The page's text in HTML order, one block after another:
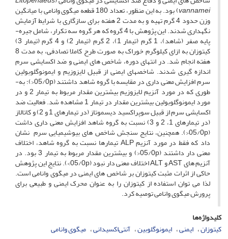
vannamei ) بود. به این منظور، تعداد 180 قطعه میگوی وانامی با میانگین
وزن حدود 4 گرم تهیه و به ­مدت 2 هفته برای سازگاری با شرایط آزمایش
نگهداری ­شدند. این پژوهش با 4 گروه که هر گروه سه تکرار، شامل جیره­
پایه صفر (شاهد)، 1 گرم (تیمار 1)، 2 گرم (تیمار 2) و 4 گرم (تیمار 3)
کیتوزان به ازای کیلوگرم خوراک به صورت طرح کاملا تصادفی، به ­مدت 8
هفته انجام ­شد. در انتهای دوره، شاخص ­های ایمنی و ضد اکسایشی سرم
اندازه­ گیری شدند. شاخص­های ایمنی از قبیل لایزوزیم و ایمونوگلوبولین
سرم افزایش معنی­ داری در مقایسه با گروه شاهد داشتند (05/0p<)؛ به­
طوری­ که در مورد آنزیم لایزوزیم بیشترین مقدار مربوط به تیمار 2 و در
مورد ایمونوگلوبولین بیشترین مقدار در تیمار 1 مشاهده شد. فعالیت ضد
اکسایشی سرم از قبیل سوپراکسید دیسموتاز (در تیمارهای 1 و 2) و کاتالاز
(در تیمارهای 1، 2 و 3) نسبت به گروه شاهد افزایش معنی ­داری داشت
(05/0p<). همچنین، نتایج سنجش شاخص­ های بیوشیمیایی سرم نشان
داد که فقط در مورد آنزیم ALP تیمارها نسبت به گروه شاهد، اختلاف
معنی­ دار داشتند (05/0p<) و بیشترین مقدار مربوط به تیمار 3 بود. در
آنزیم ­های AST و ALT اختلاف معنی­ دار نبود (05/0p>). نتایج این پژوهش
حاکی از اثرات مثبت کیتوزان بر شاخص­­ های ایمنی در میگوی وانامی است.
لذا می ­توان استفاده از کیتوزان را به عنوان محرک ایمنی و طبیعی برای
پرورش میگوی وانامی توصیه کرد.
کلیدواژه‌ها
کیتوزان ایمنی ایمونوگلوبین آنتی‌اکسیدانی میگوی وانامی